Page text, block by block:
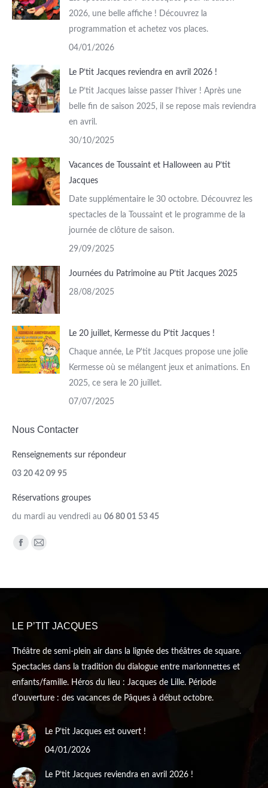
2026, une belle affiche ! Découvrez la
programmation et achetez vos places.
04/01/2026
Le P’tit Jacques reviendra en avril 2026 !
Le P’tit Jacques laisse passer l’hiver ! Après une
belle fin de saison 2025, il se repose mais reviendra
en avril.
30/10/2025
Vacances de Toussaint et Halloween au P’tit
Jacques
Date supplémentaire le 30 octobre. Découvrez les
spectacles de la Toussaint et le programme de la
journée de clôture de saison.
29/09/2025
Journées du Patrimoine au P’tit Jacques 2025
28/08/2025
Le 20 juillet, Kermesse du P’tit Jacques !
Chaque année, Le P'tit Jacques propose une jolie
Kermesse où se mélangent jeux et animations. En
2025, ce sera le 20 juillet.
07/07/2025
Nous Contacter
Renseignements sur répondeur
03 20 42 09 95
Réservations groupes
du mardi au vendredi au 06 80 01 53 45
Trouvez nous sur :
windowwindow
LE P’TIT JACQUES
Théâtre de semi-plein air dans la lignée des théâtres de square.
Spectacles dans la tradition du dialogue entre marionnettes et
enfants/famille. Héros du lieu : Jacques de Lille. Période
d'ouverture : des vacances de Pâques à début octobre.
Le P’tit Jacques est ouvert !
04/01/2026
Le P’tit Jacques reviendra en avril 2026 !